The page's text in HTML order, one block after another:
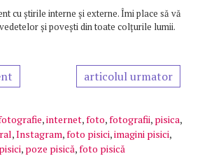
cu știrile interne și externe. Îmi place să vă
și povești din toate colțurile lumii.
articolul urmator
,internet,foto,fotografii, pisica,
,Instagram,foto pisici,imagini pisici,
, poze pisică,foto pisică